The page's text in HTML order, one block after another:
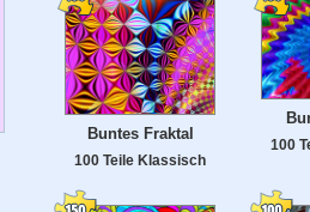
Buntes Fraktal
100 Teile Klassisch
100